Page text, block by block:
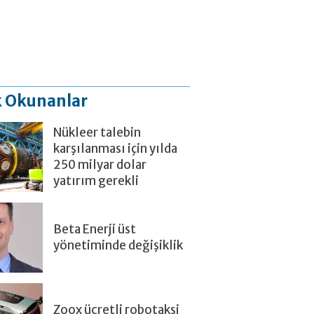
Okunanlar
Nükleer talebin
karşılanması için yılda
250 milyar dolar
yatırım gerekli
Beta Enerji üst
yönetiminde değişiklik
Zoox ücretli robotaksi